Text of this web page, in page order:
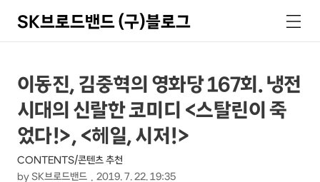
SK브로드밴드 (구)블로그
색
메
뉴
상
세
컨
텐
츠
본
문
제
목
이동진, 김중혁의 영화당 167회. 냉전
시대의 신랄한 코미디 <스탈린이 죽
었다!>, <헤일, 시저!>
CONTENTS/콘텐츠 추천
by SK브로드밴드 2019. 7. 22. 19:35